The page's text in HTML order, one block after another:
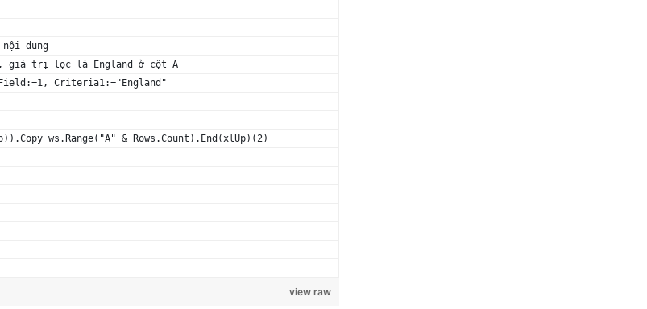
nội dung
giá trị lọc là England ở cột A
Criteria1:="England"
ws.Range("A" & Rows.Count).End(xlUp)(2)
view raw